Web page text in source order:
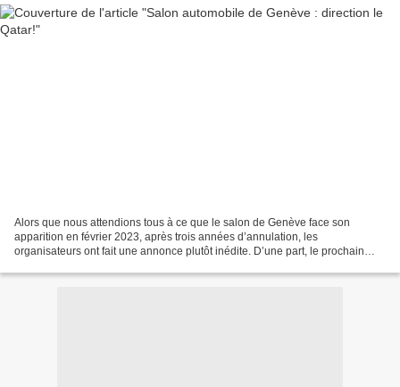
Alors que nous attendions tous à ce que le salon de Genève face son
apparition en février 2023, après trois années d’annulation, les
organisateurs ont fait une annonce plutôt inédite. D’une part, le prochain